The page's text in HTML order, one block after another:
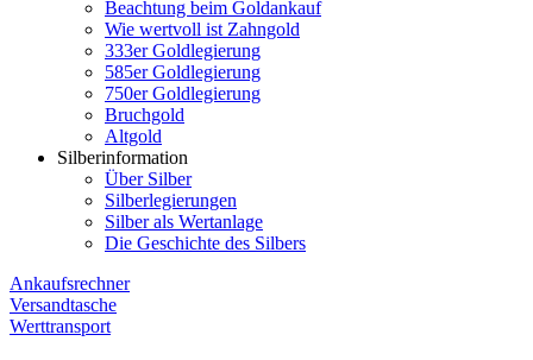
Beachtung beim Goldankauf
Wie wertvoll ist Zahngold
333er Goldlegierung
585er Goldlegierung
750er Goldlegierung
Bruchgold
Altgold
Silberinformation
Über Silber
Silberlegierungen
Silber als Wertanlage
Die Geschichte des Silbers
Ankaufsrechner
Versandtasche
Werttransport